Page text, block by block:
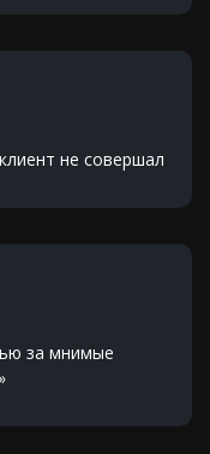
не совершал
за мнимые